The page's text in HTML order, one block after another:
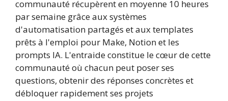
communauté récupèrent en moyenne 10 heures
par semaine grâce aux systèmes
d'automatisation partagés et aux templates
prêts à l'emploi pour Make, Notion et les
prompts IA. L'entraide constitue le cœur de cette
communauté où chacun peut poser ses
questions, obtenir des réponses concrètes et
débloquer rapidement ses projets